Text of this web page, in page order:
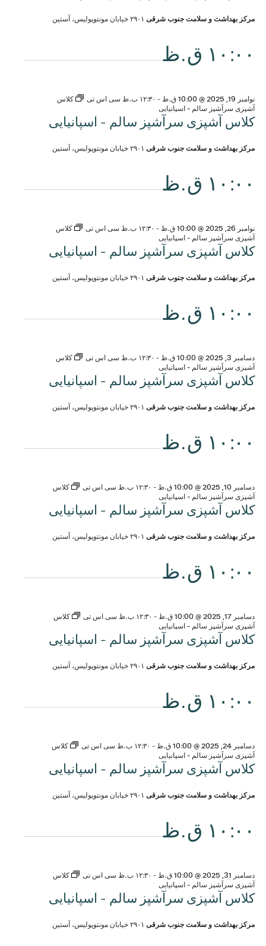
مرکز بهداشت و سلامت جنوب شرقی ۲۹۰۱ خیابان مونتوپولیس، آستین
۱۰:۰۰ ق.ظ
کلاس آشپزی سرآشپز سالم - اسپانیایی
نوامبر 19, 2025 @ 10:00 ق.ظ - ۱۲:۳۰ ب.ظ سی اس تی
کلاس
آشپزی سرآشپز سالم - اسپانیایی
مرکز بهداشت و سلامت جنوب شرقی ۲۹۰۱ خیابان مونتوپولیس، آستین
۱۰:۰۰ ق.ظ
کلاس آشپزی سرآشپز سالم - اسپانیایی
نوامبر 26, 2025 @ 10:00 ق.ظ - ۱۲:۳۰ ب.ظ سی اس تی
کلاس
آشپزی سرآشپز سالم - اسپانیایی
مرکز بهداشت و سلامت جنوب شرقی ۲۹۰۱ خیابان مونتوپولیس، آستین
۱۰:۰۰ ق.ظ
کلاس آشپزی سرآشپز سالم - اسپانیایی
دسامبر 3, 2025 @ 10:00 ق.ظ - ۱۲:۳۰ ب.ظ سی اس تی
کلاس
آشپزی سرآشپز سالم - اسپانیایی
مرکز بهداشت و سلامت جنوب شرقی ۲۹۰۱ خیابان مونتوپولیس، آستین
۱۰:۰۰ ق.ظ
کلاس آشپزی سرآشپز سالم - اسپانیایی
دسامبر 10, 2025 @ 10:00 ق.ظ - ۱۲:۳۰ ب.ظ سی اس تی
کلاس
آشپزی سرآشپز سالم - اسپانیایی
مرکز بهداشت و سلامت جنوب شرقی ۲۹۰۱ خیابان مونتوپولیس، آستین
۱۰:۰۰ ق.ظ
کلاس آشپزی سرآشپز سالم - اسپانیایی
دسامبر 17, 2025 @ 10:00 ق.ظ - ۱۲:۳۰ ب.ظ سی اس تی
کلاس
آشپزی سرآشپز سالم - اسپانیایی
مرکز بهداشت و سلامت جنوب شرقی ۲۹۰۱ خیابان مونتوپولیس، آستین
۱۰:۰۰ ق.ظ
کلاس آشپزی سرآشپز سالم - اسپانیایی
دسامبر 24, 2025 @ 10:00 ق.ظ - ۱۲:۳۰ ب.ظ سی اس تی
کلاس
آشپزی سرآشپز سالم - اسپانیایی
مرکز بهداشت و سلامت جنوب شرقی ۲۹۰۱ خیابان مونتوپولیس، آستین
۱۰:۰۰ ق.ظ
کلاس آشپزی سرآشپز سالم - اسپانیایی
دسامبر 31, 2025 @ 10:00 ق.ظ - ۱۲:۳۰ ب.ظ سی اس تی
کلاس
آشپزی سرآشپز سالم - اسپانیایی
مرکز بهداشت و سلامت جنوب شرقی ۲۹۰۱ خیابان مونتوپولیس، آستین